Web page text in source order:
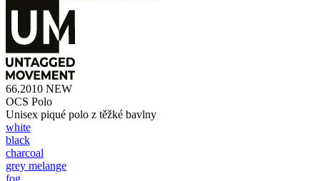
66.2010 NEW
OCS Polo
Unisex piqué polo z těžké bavlny
white
black
charcoal
grey melange
fog